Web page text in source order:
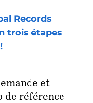
Records
trois étapes
et
de référence